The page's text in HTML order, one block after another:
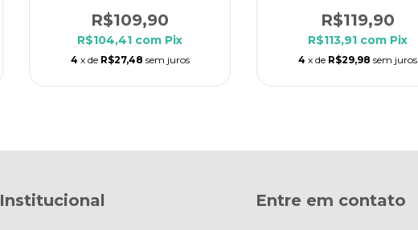
R$109,90
R$104,41 com Pix
4 x de R$27,48 sem juros
R$119,90
R$113,91 com Pix
4 x de R$29,98 sem juros
Institucional Entre em contato